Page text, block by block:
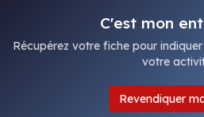
C'est mon
Récupérez votre fiche pour
votre
Revendiquer